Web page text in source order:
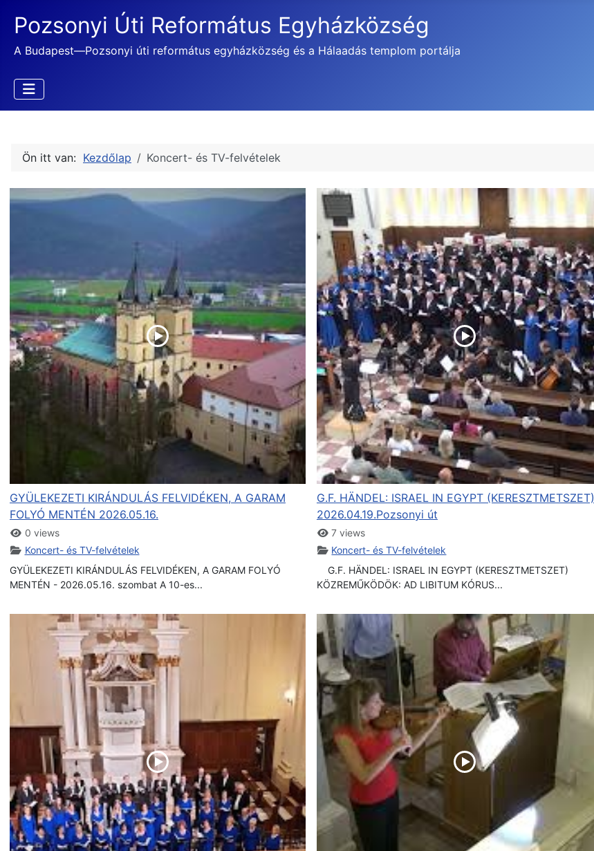
Pozsonyi Úti Református Egyházközség
A Budapest—Pozsonyi úti református egyházközség és a Hálaadás templom portálja
Ön itt van: Kezdőlap Koncert- és TV-felvételek
GYÜLEKEZETI KIRÁNDULÁS FELVIDÉKEN, A GARAM
FOLYÓ MENTÉN 2026.05.16.
0 views
Koncert- és TV-felvételek
GYÜLEKEZETI KIRÁNDULÁS FELVIDÉKEN, A GARAM FOLYÓ
MENTÉN - 2026.05.16. szombat A 10-es...
G.F. HÄNDEL: ISRAEL IN EGYPT (KERESZTMETSZET)
2026.04.19.Pozsonyi út
7 views
Koncert- és TV-felvételek
G.F. HÄNDEL: ISRAEL IN EGYPT (KERESZTMETSZET)
KÖZREMŰKÖDÖK: AD LIBITUM KÓRUS...